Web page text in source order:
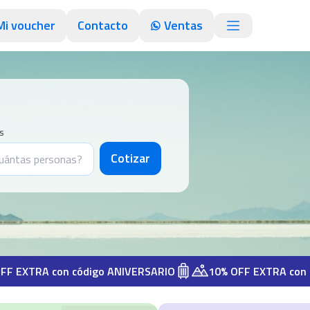
voucher Contacto Ventas
Cotizar
con código ANIVERSARIO 10% OFF EXTRA con código